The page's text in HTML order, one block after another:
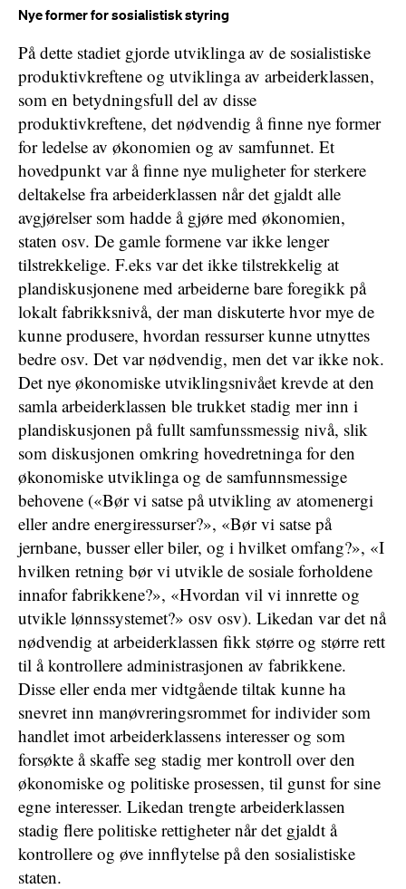
Nye former for sosialistisk styring
På dette stadiet gjorde utviklinga av de sosialistiske
produktivkreftene og utviklinga av arbeiderklassen,
som en betydningsfull del av disse
produktivkreftene, det nødvendig å finne nye former
for ledelse av økonomien og av samfunnet. Et
hovedpunkt var å finne nye muligheter for sterkere
deltakelse fra arbeiderklassen når det gjaldt alle
avgjørelser som hadde å gjøre med økonomien,
staten osv. De gamle formene var ikke lenger
tilstrekkelige. F.eks var det ikke tilstrekkelig at
plandiskusjonene med arbeiderne bare foregikk på
lokalt fabrikksnivå, der man diskuterte hvor mye de
kunne produsere, hvordan ressurser kunne utnyttes
bedre osv. Det var nødvendig, men det var ikke nok.
Det nye økonomiske utviklingsnivået krevde at den
samla arbeiderklassen ble trukket stadig mer inn i
plandiskusjonen på fullt samfunssmessig nivå, slik
som diskusjonen omkring hovedretninga for den
økonomiske utviklinga og de samfunnsmessige
behovene («Bør vi satse på utvikling av atomenergi
eller andre energiressurser?», «Bør vi satse på
jernbane, busser eller biler, og i hvilket omfang?», «I
hvilken retning bør vi utvikle de sosiale forholdene
innafor fabrikkene?», «Hvordan vil vi innrette og
utvikle lønnssystemet?» osv osv). Likedan var det nå
nødvendig at arbeiderklassen fikk større og større rett
til å kontrollere administrasjonen av fabrikkene.
Disse eller enda mer vidtgående tiltak kunne ha
snevret inn manøvreringsrommet for individer som
handlet imot arbeiderklassens interesser og som
forsøkte å skaffe seg stadig mer kontroll over den
økonomiske og politiske prosessen, til gunst for sine
egne interesser. Likedan trengte arbeiderklassen
stadig flere politiske rettigheter når det gjaldt å
kontrollere og øve innflytelse på den sosialistiske
staten.